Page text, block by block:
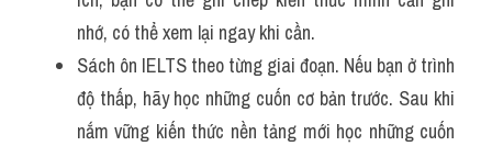
nhớ, có thể xem lại ngay khi cần.
Sách ôn IELTS theo từng giai đoạn. Nếu bạn ở trình
độ thấp, hãy học những cuốn cơ bản trước. Sau khi
nắm vững kiến thức nền tảng mới học những cuốn